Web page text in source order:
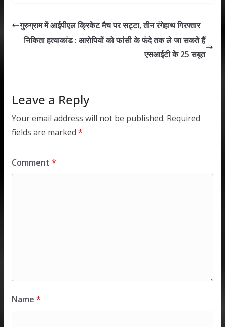
s
A
b
o
er e
dI
l e
गुरुग्राम में आईपीएल क्रिकेट मैच पर सट्टा, तीन रंगेहाथ गिरफ्तार
निकिता हत्याकांड : आरोपियों को फांसी के फंदे तक ले जा सकते हैं
एसआईटी के 25 सबूत
Leave a Reply
Your email address will not be published. Required
fields are marked *
Comment *
Name *